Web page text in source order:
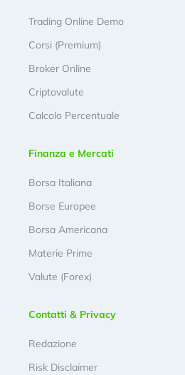
Trading Online Demo
Corsi (Premium)
Broker Online
Criptovalute
Calcolo Percentuale
Finanza e Mercati
Borsa Italiana
Borse Europee
Borsa Americana
Materie Prime
Valute (Forex)
Contatti & Privacy
Redazione
Risk Disclaimer